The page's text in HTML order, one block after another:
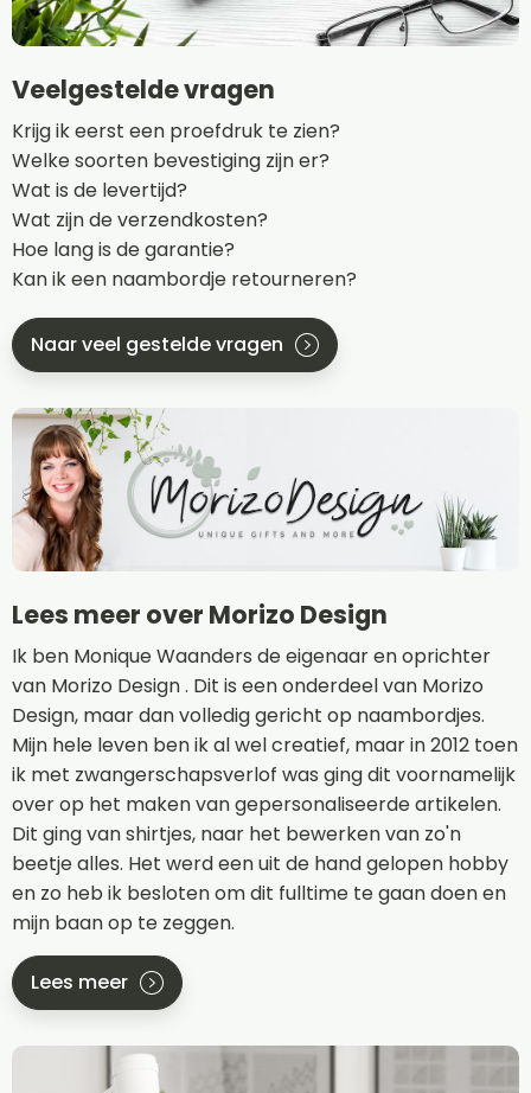
Veelgestelde vragen
Krijg ik eerst een proefdruk te zien?
Welke soorten bevestiging zijn er?
Wat is de levertijd?
Wat zijn de verzendkosten?
Hoe lang is de garantie?
Kan ik een naambordje retourneren?
Naar veel gestelde vragen
Lees meer over Morizo Design
Ik ben Monique Waanders de eigenaar en oprichter
van Morizo Design . Dit is een onderdeel van Morizo
Design, maar dan volledig gericht op naambordjes.
Mijn hele leven ben ik al wel creatief, maar in 2012 toen
ik met zwangerschapsverlof was ging dit voornamelijk
over op het maken van gepersonaliseerde artikelen.
Dit ging van shirtjes, naar het bewerken van zo'n
beetje alles. Het werd een uit de hand gelopen hobby
en zo heb ik besloten om dit fulltime te gaan doen en
mijn baan op te zeggen.
Lees meer